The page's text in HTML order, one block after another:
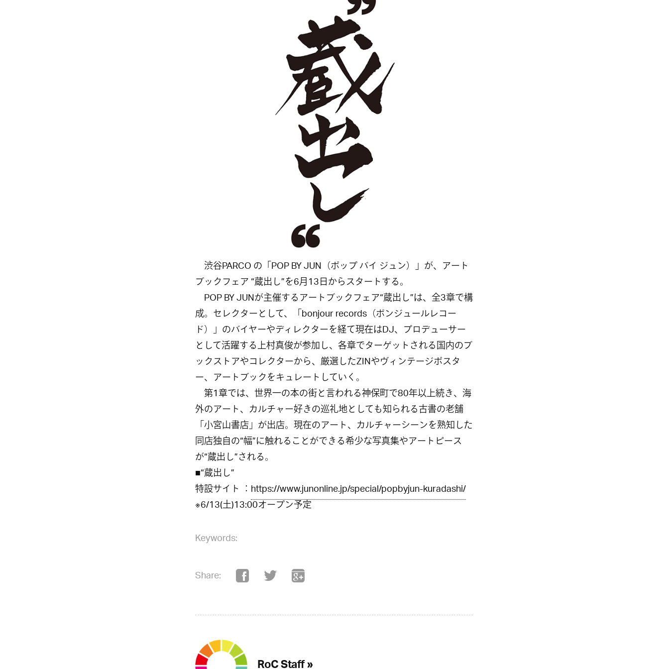
渋谷PARCO の「POP BY JUN（ポップ バイ ジュン）」が、アート
ブックフェア “蔵出し”を6月13日からスタートする。
POP BY JUNが主催するアートブックフェア“蔵出し”は、全3章で構
成。セレクターとして、「bonjour records（ボンジュールレコー
ド）」のバイヤーやディレクターを経て現在はDJ、プロデューサー
として活躍する上村真俊が参加し、各章でターゲットされる国内のブ
ックストアやコレクターから、厳選したZINやヴィンテージポスタ
ー、アートブックをキュレートしていく。
第1章では、世界一の本の街と言われる神保町で80年以上続き、海
外のアート、カルチャー好きの巡礼地としても知られる古書の老舗
「小宮山書店」が出店。現在のアート、カルチャーシーンを熟知した
同店独自の“幅”に触れることができる希少な写真集やアートピース
が“蔵出し”される。
■“蔵出し”
特設サイト ： https://www.junonline.jp/special/popbyjun-kuradashi/
※6/13(土)13:00オープン予定
Keywords:
Share: